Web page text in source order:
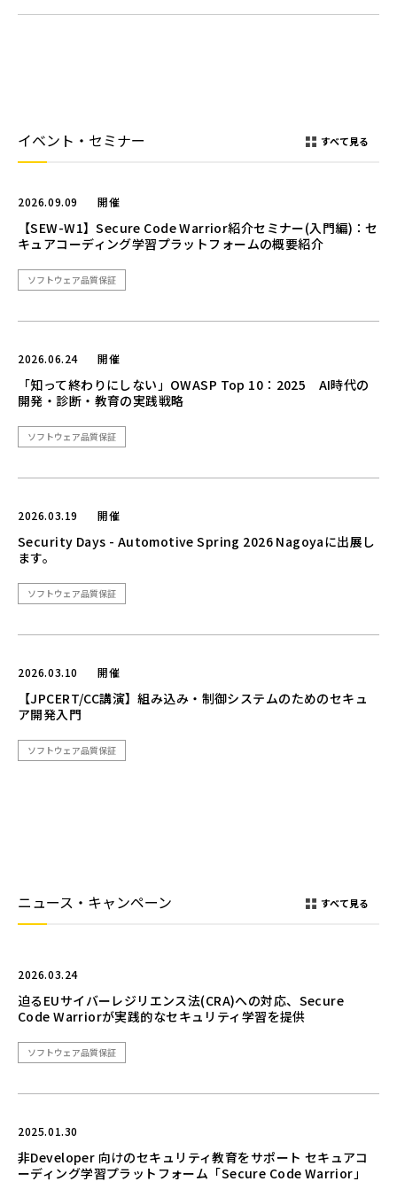
イベント・セミナー
2026.09.09 開催
【SEW-W1】Secure Code Warrior紹介セミナー(入門編)：セ
キュアコーディング学習プラットフォームの概要紹介
ソフトウェア品質保証
2026.06.24 開催
「知って終わりにしない」OWASP Top 10：2025 AI時代の
開発・診断・教育の実践戦略
ソフトウェア品質保証
2026.03.19 開催
Security Days - Automotive Spring 2026 Nagoyaに出展し
ます。
ソフトウェア品質保証
2026.03.10 開催
【JPCERT/CC講演】組み込み・制御システムのためのセキュ
ア開発入門
ソフトウェア品質保証
すべて見る
ニュース・キャンペーン
2026.03.24
迫るEUサイバーレジリエンス法(CRA)への対応、Secure
Code Warriorが実践的なセキュリティ学習を提供
ソフトウェア品質保証
2025.01.30
非Developer 向けのセキュリティ教育をサポート セキュアコ
ーディング学習プラットフォーム「Secure Code Warrior」
すべて見る